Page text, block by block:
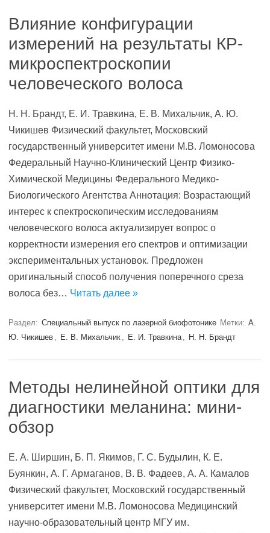
Влияние конфигурации
измерений на результаты КР-
микроспектроскопии
человеческого волоса
Н. Н. Брандт, Е. И. Травкина, Е. В. Михальчик, А. Ю.
Чикишев Физический факультет, Московский
государственный университет имени М.В. Ломоносова
Федеральный Научно-Клинический Центр Физико-
Химической Медицины Федерального Медико-
Биологического Агентства Аннотация: Возрастающий
интерес к спектроскопическим исследованиям
человеческого волоса актуализирует вопрос о
корректности измерения его спектров и оптимизации
экспериментальных установок. Предложен
оригинальный способ получения поперечного среза
волоса без… Читать далее »
Раздел: Специальный выпуск по лазерной биофотонике Метки: А.
Ю. Чикишев , Е. В. Михальчик , Е. И. Травкина , Н. Н. Брандт
Методы нелинейной оптики для
диагностики меланина: мини-
обзор
Е. А. Ширшин, Б. П. Якимов, Г. С. Будылин, К. Е.
Буянкин, А. Г. Армаганов, В. В. Фадеев, А. А. Камалов
Физический факультет, Московский государственный
университет имени М.В. Ломоносова Медицинский
научно-обра­зо­ват­ельный центр МГУ им.